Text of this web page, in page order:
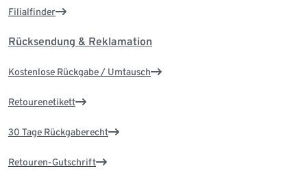
Filialfinder
Rücksendung & Reklamation
Kostenlose Rückgabe / Umtausch
Retourenetikett
30 Tage Rückgaberecht
Retouren-Gutschrift